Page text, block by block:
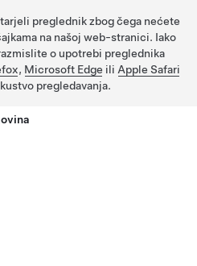
preglednik zbog čega nećete
na našoj web-stranici. Iako
o upotrebi preglednika
, Microsoft Edge ili Apple Safari
pregledavanja.